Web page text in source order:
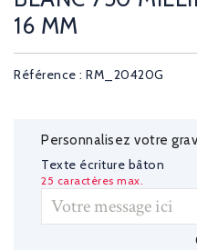
16 MM
Référence : RM_20420G
Personnalisez votre
Texte écriture bâton
25 caractères max.